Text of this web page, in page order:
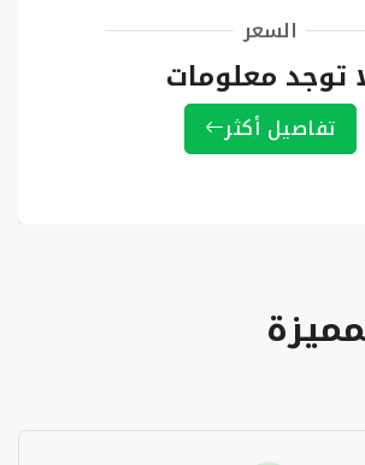
السعر
توجد معلومات
تفاصيل أكثر